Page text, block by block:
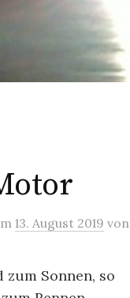
13. August 2019 von
zum Sonnen, so